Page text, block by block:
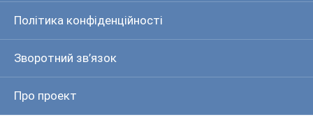
Політика конфіденційності
Зворотний зв’язок
Про проект